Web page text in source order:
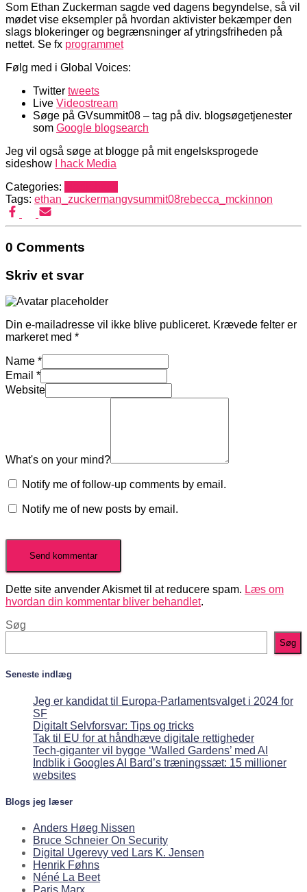
Som Ethan Zuckerman sagde ved dagens begyndelse, så vil
mødet vise eksempler på hvordan aktivister bekæmper den
slags blokeringer og begrænsninger af ytringsfriheden på
nettet. Se fx programmet
Følg med i Global Voices:
Twitter tweets
Live Videostream
Søge på GVsummit08 – tag på div. blogsøgetjenester
som Google blogsearch
Jeg vil også søge at blogge på mit engelsksprogede
sideshow
I hack Media
Categories:
Tags: ethan_zuckermangvsummit08rebecca_mckinnon
0 Comments
Skriv et svar
Din e-mailadresse vil ikke blive publiceret. Krævede felter er
markeret med *
Name *
Email *
Website
What's on your mind?
Notify me of follow-up comments by email.
Notify me of new posts by email.
Dette site anvender Akismet til at reducere spam. Læs om
hvordan din kommentar bliver behandlet.
Søg
Søg
Seneste indlæg
Jeg er kandidat til Europa-Parlamentsvalget i 2024 for
SF
Digitalt Selvforsvar: Tips og tricks
Tak til EU for at håndhæve digitale rettigheder
Tech-giganter vil bygge ‘Walled Gardens’ med AI
Indblik i Googles AI Bard’s træningssæt: 15 millioner
websites
Blogs jeg læser
Anders Høeg Nissen
Bruce Schneier On Security
Digital Ugerevy ved Lars K. Jensen
Henrik Føhns
Néné La Beet
Paris Marx